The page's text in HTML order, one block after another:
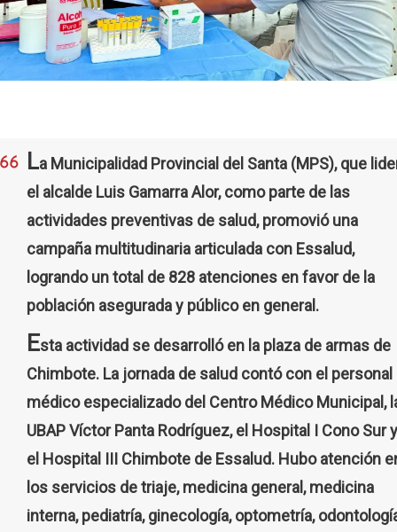
La Municipalidad Provincial del Santa (MPS), que
el alcalde Luis Gamarra Alor, como parte de las
actividades preventivas de salud, promovió una
campaña multitudinaria articulada con Essalud,
logrando un total de 828 atenciones en favor de la
población asegurada y público en general.
Esta actividad se desarrolló en la plaza de armas de
Chimbote. La jornada de salud contó con el personal
médico especializado del Centro Médico Municipal,
UBAP Víctor Panta Rodríguez, el Hospital I Cono Sur y
el Hospital III Chimbote de Essalud. Hubo atención
los servicios de triaje, medicina general, medicina
interna, pediatría, ginecología, optometría,